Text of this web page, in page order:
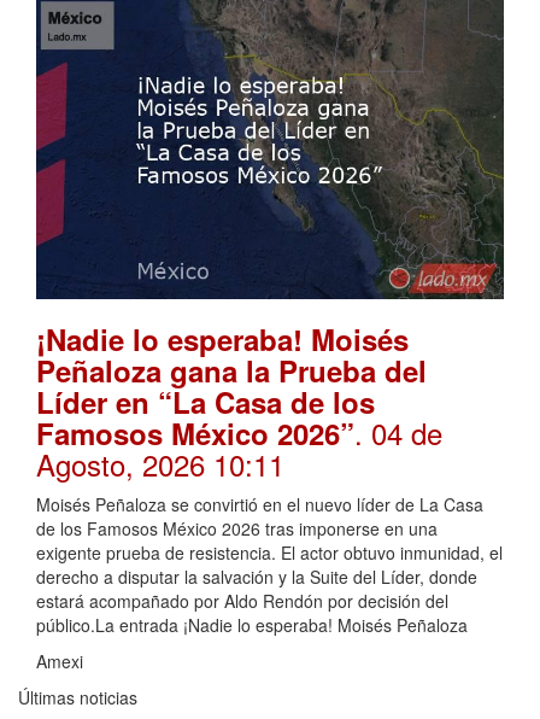
¡Nadie lo esperaba! Moisés
Peñaloza gana la Prueba del
Líder en “La Casa de los
Famosos México 2026”. 04 de
Agosto, 2026 10:11
Moisés Peñaloza se convirtió en el nuevo líder de La Casa
de los Famosos México 2026 tras imponerse en una
exigente prueba de resistencia. El actor obtuvo inmunidad, el
derecho a disputar la salvación y la Suite del Líder, donde
estará acompañado por Aldo Rendón por decisión del
público.La entrada ¡Nadie lo esperaba! Moisés Peñaloza
Amexi
Últimas noticias